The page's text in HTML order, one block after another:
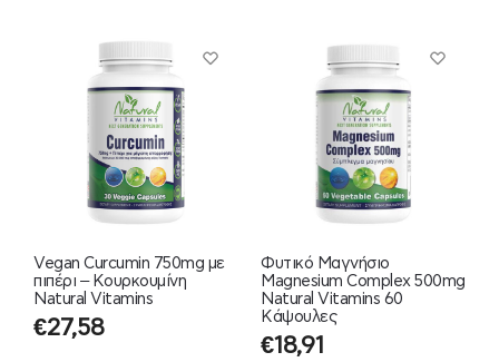
Vegan Curcumin 750mg με
πιπέρι – Κουρκουμίνη
Natural Vitamins
€27,58
Φυτικό Μαγνήσιο
Magnesium Complex 500mg
Natural Vitamins 60
Κάψουλες
€18,91